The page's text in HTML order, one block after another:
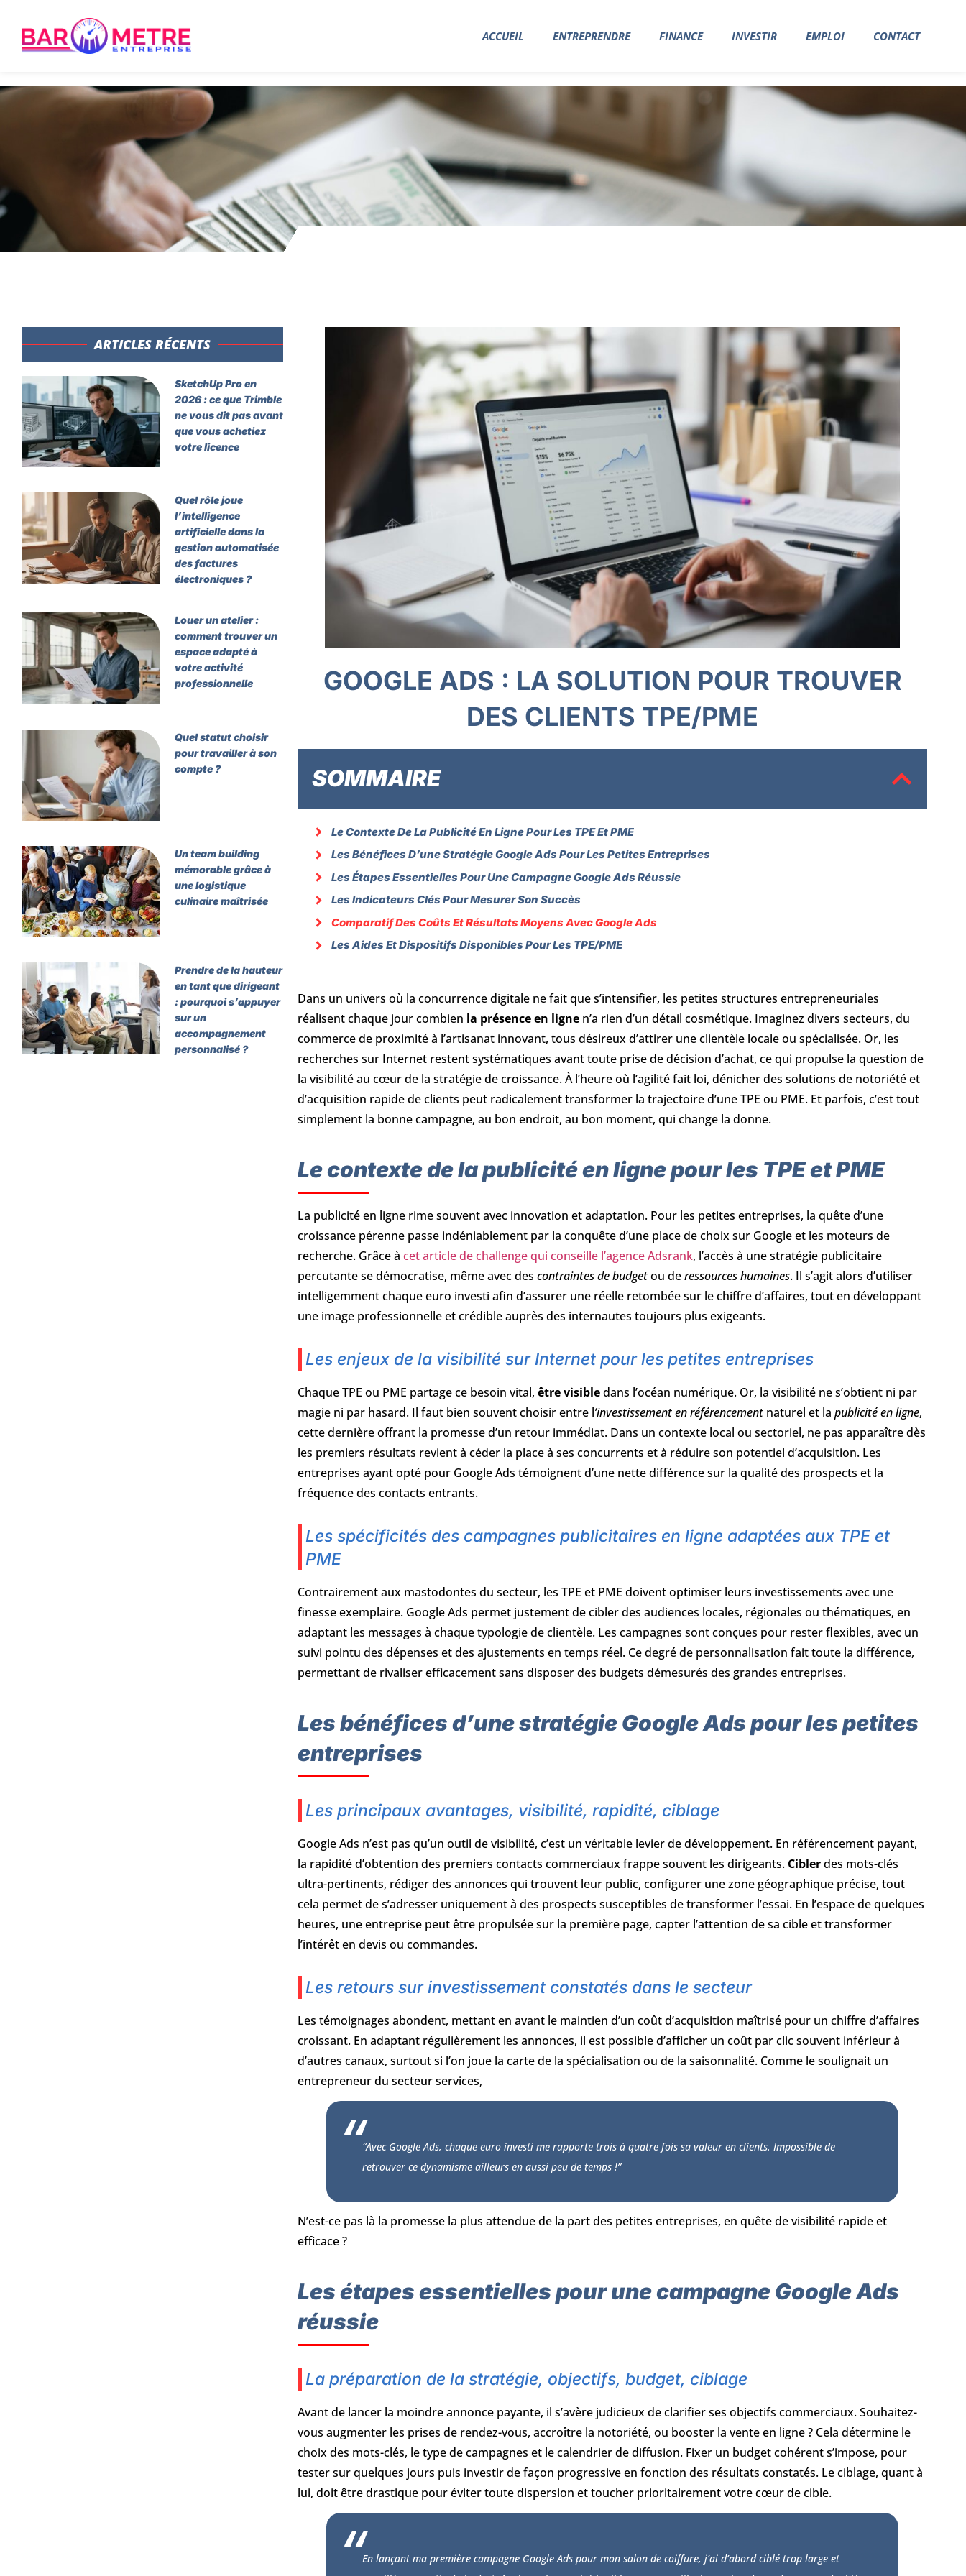
ACCUEIL ENTREPRENDRE FINANCE INVESTIR EMPLOI CONTACT
ARTICLES RÉCENTS​
SketchUp Pro en
2026 : ce que Trimble
ne vous dit pas avant
que vous achetiez
votre licence
Quel rôle joue
l’intelligence
artificielle dans la
gestion automatisée
des factures
électroniques ?
Louer un atelier :
comment trouver un
espace adapté à
votre activité
professionnelle
Quel statut choisir
pour travailler à son
compte ?
Un team building
mémorable grâce à
une logistique
culinaire maîtrisée
Prendre de la hauteur
en tant que dirigeant
: pourquoi s’appuyer
sur un
accompagnement
personnalisé ?
GOOGLE ADS : LA SOLUTION POUR TROUVER
DES CLIENTS TPE/PME
SOMMAIRE
Le Contexte De La Publicité En Ligne Pour Les TPE Et PME
Les Bénéfices D’une Stratégie Google Ads Pour Les Petites Entreprises
Les Étapes Essentielles Pour Une Campagne Google Ads Réussie
Les Indicateurs Clés Pour Mesurer Son Succès
Comparatif Des Coûts Et Résultats Moyens Avec Google Ads
Les Aides Et Dispositifs Disponibles Pour Les TPE/PME
Dans un univers où la concurrence digitale ne fait que s’intensifier, les petites structures entrepreneuriales
réalisent chaque jour combien la présence en ligne n’a rien d’un détail cosmétique. Imaginez divers secteurs, du
commerce de proximité à l’artisanat innovant, tous désireux d’attirer une clientèle locale ou spécialisée. Or, les
recherches sur Internet restent systématiques avant toute prise de décision d’achat, ce qui propulse la question de
la visibilité au cœur de la stratégie de croissance. À l’heure où l’agilité fait loi, dénicher des solutions de notoriété et
d’acquisition rapide de clients peut radicalement transformer la trajectoire d’une TPE ou PME. Et parfois, c’est tout
simplement la bonne campagne, au bon endroit, au bon moment, qui change la donne.
Le contexte de la publicité en ligne pour les TPE et PME
La publicité en ligne rime souvent avec innovation et adaptation. Pour les petites entreprises, la quête d’une
croissance pérenne passe indéniablement par la conquête d’une place de choix sur Google et les moteurs de
recherche. Grâce à cet article de challenge qui conseille l’agence Adsrank, l’accès à une stratégie publicitaire
percutante se démocratise, même avec des contraintes de budgetou deressources humaines. Il s’agit alors d’utiliser
intelligemment chaque euro investi afin d’assurer une réelle retombée sur le chiffre d’affaires, tout en développant
une image professionnelle et crédible auprès des internautes toujours plus exigeants.
Les enjeux de la visibilité sur Internet pour les petites entreprises
Chaque TPE ou PME partage ce besoin vital, être visibledans l’océan numérique. Or, la visibilité ne s’obtient ni par
magie ni par hasard. Il faut bien souvent choisir entre l’investissement en référencement naturel et la publicité en ligne,
cette dernière offrant la promesse d’un retour immédiat. Dans un contexte local ou sectoriel, ne pas apparaître dès
les premiers résultats revient à céder la place à ses concurrents et à réduire son potentiel d’acquisition. Les
entreprises ayant opté pour Google Ads témoignent d’une nette différence sur la qualité des prospects et la
fréquence des contacts entrants.
Les spécificités des campagnes publicitaires en ligne adaptées aux TPE et
PME
Contrairement aux mastodontes du secteur, les TPE et PME doivent optimiser leurs investissements avec une
finesse exemplaire. Google Ads permet justement de cibler des audiences locales, régionales ou thématiques, en
adaptant les messages à chaque typologie de clientèle. Les campagnes sont conçues pour rester flexibles, avec un
suivi pointu des dépenses et des ajustements en temps réel. Ce degré de personnalisation fait toute la différence,
permettant de rivaliser efficacement sans disposer des budgets démesurés des grandes entreprises.
Les bénéfices d’une stratégie Google Ads pour les petites
entreprises
Les principaux avantages, visibilité, rapidité, ciblage
Google Ads n’est pas qu’un outil de visibilité, c’est un véritable levier de développement. En référencement payant,
la rapidité d’obtention des premiers contacts commerciaux frappe souvent les dirigeants. Ciblerdes mots-clés
ultra-pertinents, rédiger des annonces qui trouvent leur public, configurer une zone géographique précise, tout
cela permet de s’adresser uniquement à des prospects susceptibles de transformer l’essai. En l’espace de quelques
heures, une entreprise peut être propulsée sur la première page, capter l’attention de sa cible et transformer
l’intérêt en devis ou commandes.
Les retours sur investissement constatés dans le secteur
Les témoignages abondent, mettant en avant le maintien d’un coût d’acquisition maîtrisé pour un chiffre d’affaires
croissant. En adaptant régulièrement les annonces, il est possible d’afficher un coût par clic souvent inférieur à
d’autres canaux, surtout si l’on joue la carte de la spécialisation ou de la saisonnalité. Comme le soulignait un
entrepreneur du secteur services,
“Avec Google Ads, chaque euro investi me rapporte trois à quatre fois sa valeur en clients. Impossible de
retrouver ce dynamisme ailleurs en aussi peu de temps !”
N’est-ce pas là la promesse la plus attendue de la part des petites entreprises, en quête de visibilité rapide et
efficace ?
Les étapes essentielles pour une campagne Google Ads
réussie
La préparation de la stratégie, objectifs, budget, ciblage
Avant de lancer la moindre annonce payante, il s’avère judicieux de clarifier ses objectifs commerciaux. Souhaitez-
vous augmenter les prises de rendez-vous, accroître la notoriété, ou booster la vente en ligne ? Cela détermine le
choix des mots-clés, le type de campagnes et le calendrier de diffusion. Fixer un budget cohérent s’impose, pour
tester sur quelques jours puis investir de façon progressive en fonction des résultats constatés. Le ciblage, quant à
lui, doit être drastique pour éviter toute dispersion et toucher prioritairement votre cœur de cible.
En lançant ma première campagne Google Ads pour mon salon de coiffure, j’ai d’abord ciblé trop large et